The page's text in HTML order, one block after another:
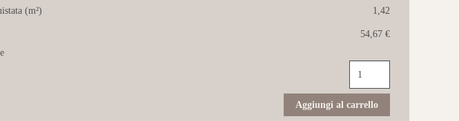
(m²) 1,42
54,67 €
Amazzonia
45x45
Dragon
White
Aggiungi al carrello